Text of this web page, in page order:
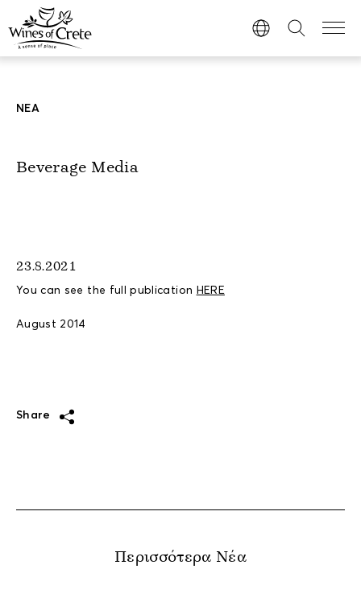
ΝΕΑ
Beverage Media
23.8.2021
You can see the full publication HERE
August 2014
Share
Περισσότερα Νέα